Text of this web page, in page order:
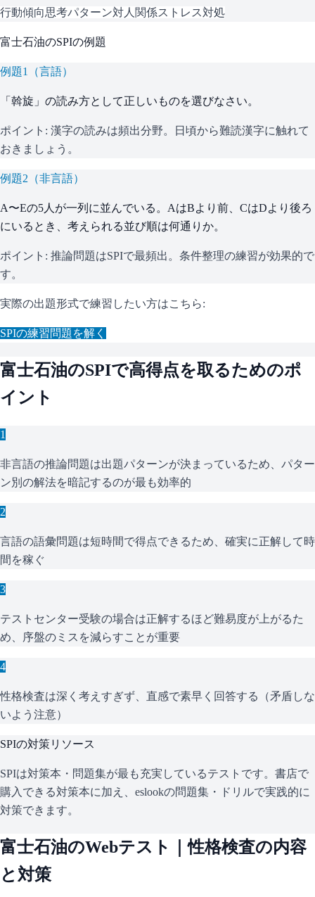
行動傾向思考パターン対人関係ストレス対処
富士石油のSPIの例題
例題1 （言語）
「斡旋」の読み方として正しいものを選びなさい。
ポイント: 漢字の読みは頻出分野。日頃から難読漢字に触れて
おきましょう。
例題2 （非言語）
A〜Eの5人が一列に並んでいる。AはBより前、CはDより後ろ
にいるとき、考えられる並び順は何通りか。
ポイント: 推論問題はSPIで最頻出。条件整理の練習が効果的で
す。
実際の出題形式で練習したい方はこちら:
SPIの練習問題を解く
富士石油のSPIで高得点を取るためのポ
イント
1
非言語の推論問題は出題パターンが決まっているため、パター
ン別の解法を暗記するのが最も効率的
2
言語の語彙問題は短時間で得点できるため、確実に正解して時
間を稼ぐ
3
テストセンター受験の場合は正解するほど難易度が上がるた
め、序盤のミスを減らすことが重要
4
性格検査は深く考えすぎず、直感で素早く回答する（矛盾しな
いよう注意）
SPIの対策リソース
SPIは対策本・問題集が最も充実しているテストです。書店で
購入できる対策本に加え、eslookの問題集・ドリルで実践的に
対策できます。
富士石油のWebテスト｜性格検査の内容
と対策